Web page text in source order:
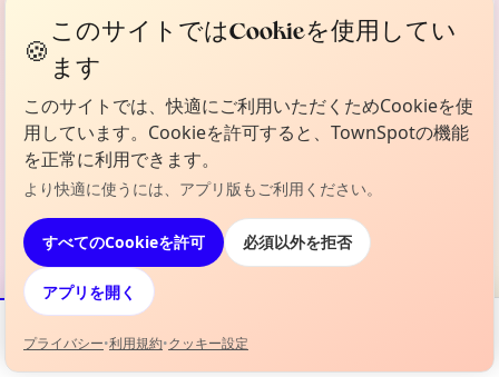
イベント 地図
🍪 このサイトではCookieを使用してい
ます
このサイトでは、快適にご利用いただくためCookieを使
用しています。Cookieを許可すると、TownSpotの機能
を正常に利用できます。
より快適に使うには、アプリ版もご利用ください。
すべてのCookieを許可 必須以外を拒否
アプリを開く
プライバシー•利用規約•クッキー設定